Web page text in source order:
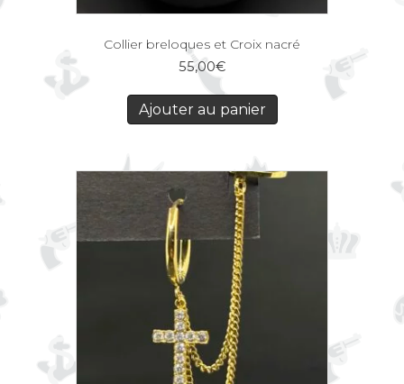
Collier breloques et Croix nacré
55,00€
Ajouter au panier